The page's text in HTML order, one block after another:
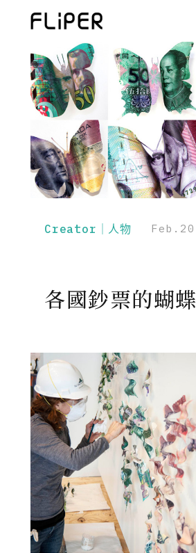
Creator｜人物
各國鈔票的蝴